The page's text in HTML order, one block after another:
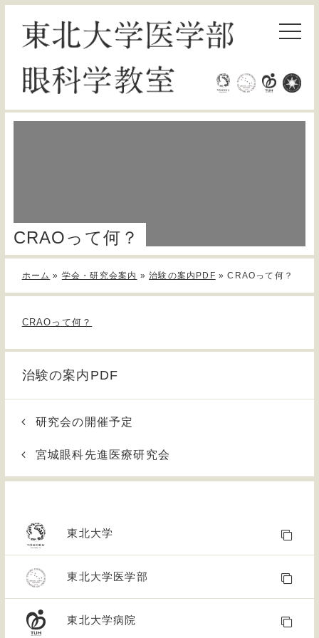
CRAOって何？
ホーム » 学会・研究会案内 »治験の案内PDF »CRAOって何？
CRAOって何？
治験の案内PDF
研究会の開催予定
宮城眼科先進医療研究会
東北大学
東北大学医学部
東北大学病院